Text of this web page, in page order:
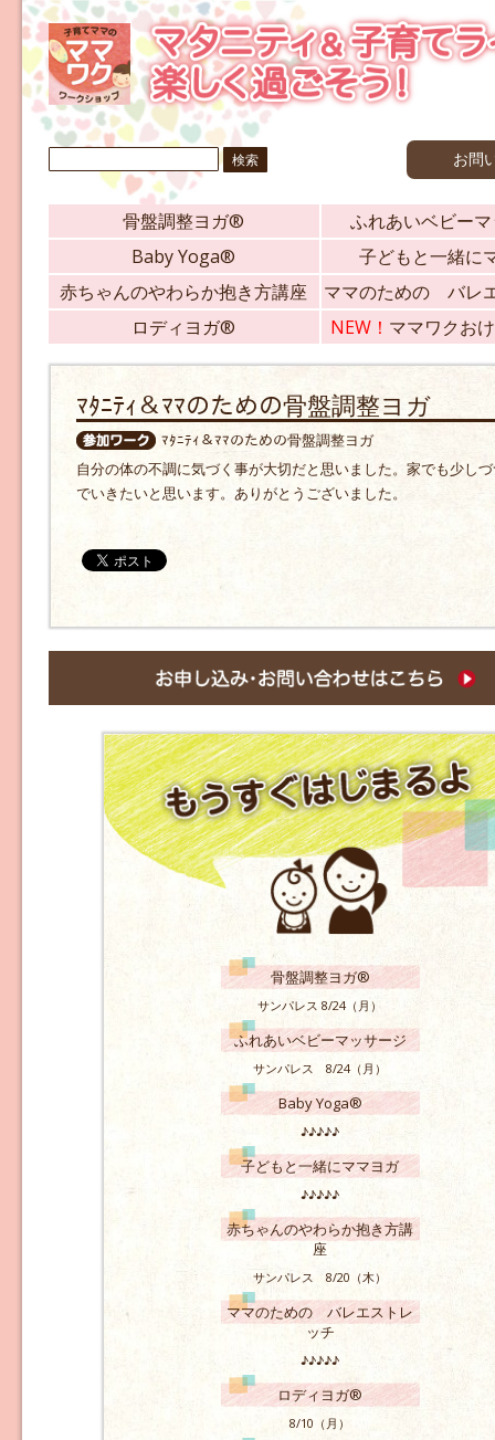
検
索: お問
骨盤調整ヨガ®
ふれあいベビー
Baby Yoga®
子どもと一緒に
赤ちゃんのやわらか抱き方講座
ママのための バレ
ロディヨガ®
NEW！ ママワクお
ﾏﾀﾆﾃｨ＆ﾏﾏのための骨盤調整ヨガ
ﾏﾀﾆﾃｨ＆ﾏﾏのための骨盤調整ヨガ
自分の体の不調に気づく事が大切だと思いました。家でも少し
でいきたいと思います。ありがとうございました。
骨盤調整ヨガ®
サンパレス 8/24（月）
ふれあいベビーマッサージ
サンパレス 8/24（月）
Baby Yoga®
♪♪♪♪♪
子どもと一緒にママヨガ
♪♪♪♪♪
赤ちゃんのやわらか抱き方講
座
サンパレス 8/20（木）
ママのための バレエストレ
ッチ
♪♪♪♪♪
ロディヨガ®
8/10（月）